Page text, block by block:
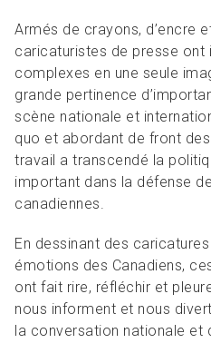
Armés de crayons, d’encre
caricaturistes de presse ont
complexes en une seule
grande pertinence
scène nationale et
quo et abordant de front
travail a transcendé la
important dans la défense
canadiennes.
En dessinant des
émotions des Canadiens,
ont fait rire, réfléchir et
nous informent et nous
la conversation nationale et